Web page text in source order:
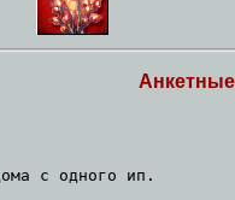
с одного ип.